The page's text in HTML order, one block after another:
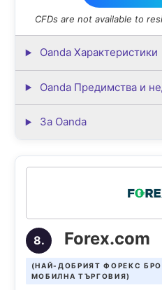
CFDs are not available to
Oanda Характеристики
Oanda Предимства и
За Oanda
8. Forex.com
(НАЙ-ДОБРИЯТ ФОРЕКС
МОБИЛНА ТЪРГОВИЯ)